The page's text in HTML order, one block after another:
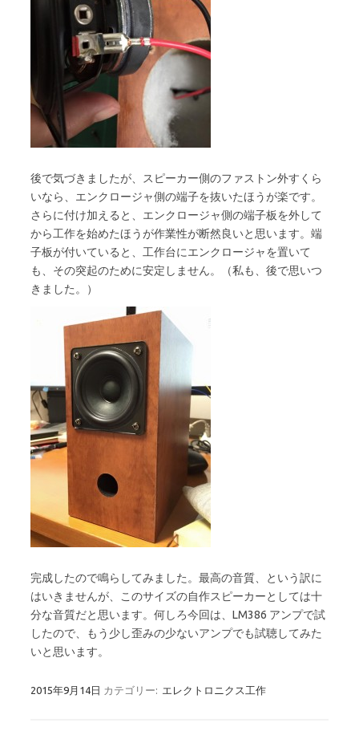
後で気づきましたが、スピーカー側のファストン外すくら
いなら、エンクロージャ側の端子を抜いたほうが楽です。
さらに付け加えると、エンクロージャ側の端子板を外して
から工作を始めたほうが作業性が断然良いと思います。端
子板が付いていると、工作台にエンクロージャを置いて
も、その突起のために安定しません。（私も、後で思いつ
きました。）
完成したので鳴らしてみました。最高の音質、という訳に
はいきませんが、このサイズの自作スピーカーとしては十
分な音質だと思います。何しろ今回は、LM386 アンプで試
したので、もう少し歪みの少ないアンプでも試聴してみた
いと思います。
2015年9月14日 カテゴリー: エレクトロニクス工作